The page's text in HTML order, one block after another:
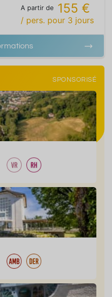
A partir de 155 €
/ pers. pour 3 jours
SPONSORISÉ